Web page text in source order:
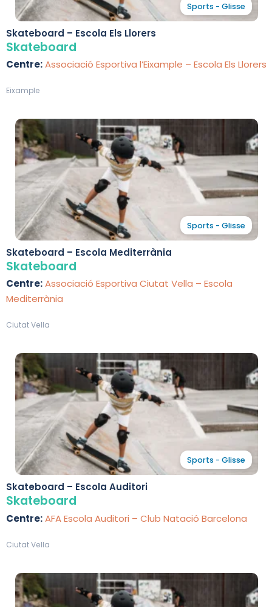
Sports - Glisse
Skateboard – Escola Els Llorers
Skateboard
Centre:Associació Esportiva l’Eixample – Escola Els Llorers
Eixample
Sports - Glisse
Skateboard – Escola Mediterrània
Skateboard
Centre:Associació Esportiva Ciutat Vella – Escola
Mediterrània
Ciutat Vella
Sports - Glisse
Skateboard – Escola Auditori
Skateboard
Centre:AFA Escola Auditori – Club Natació Barcelona
Ciutat Vella